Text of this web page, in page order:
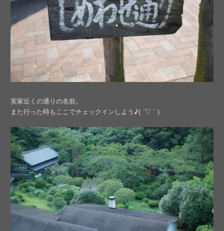
実家近くの通りの名前。
また行った時もここでチェックインしよう♪( ´▽｀)